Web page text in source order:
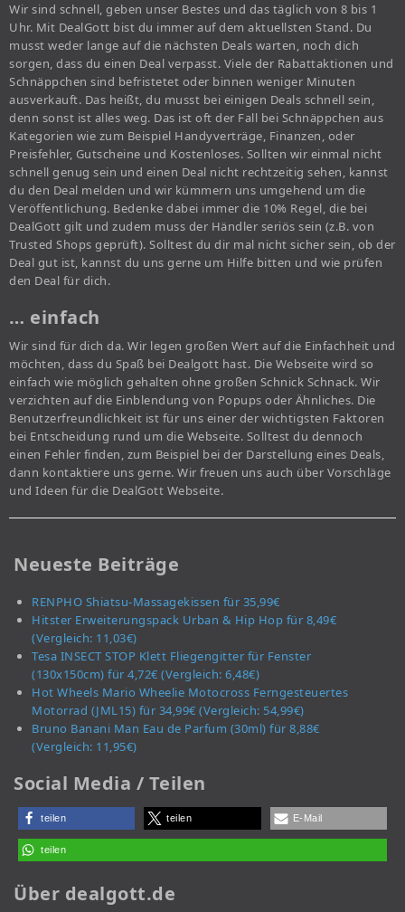
Wir sind schnell, geben unser Bestes und das täglich von 8 bis 1
Uhr. Mit DealGott bist du immer auf dem aktuellsten Stand. Du
musst weder lange auf die nächsten Deals warten, noch dich
sorgen, dass du einen Deal verpasst. Viele der Rabattaktionen und
Schnäppchen sind befristetet oder binnen weniger Minuten
ausverkauft. Das heißt, du musst bei einigen Deals schnell sein,
denn sonst ist alles weg. Das ist oft der Fall bei Schnäppchen aus
Kategorien wie zum Beispiel Handyverträge, Finanzen, oder
Preisfehler, Gutscheine und Kostenloses. Sollten wir einmal nicht
schnell genug sein und einen Deal nicht rechtzeitig sehen, kannst
du den Deal melden und wir kümmern uns umgehend um die
Veröffentlichung. Bedenke dabei immer die 10% Regel, die bei
DealGott gilt und zudem muss der Händler seriös sein (z.B. von
Trusted Shops geprüft). Solltest du dir mal nicht sicher sein, ob der
Deal gut ist, kannst du uns gerne um Hilfe bitten und wie prüfen
den Deal für dich.
… einfach
Wir sind für dich da. Wir legen großen Wert auf die Einfachheit und
möchten, dass du Spaß bei Dealgott hast. Die Webseite wird so
einfach wie möglich gehalten ohne großen Schnick Schnack. Wir
verzichten auf die Einblendung von Popups oder Ähnliches. Die
Benutzerfreundlichkeit ist für uns einer der wichtigsten Faktoren
bei Entscheidung rund um die Webseite. Solltest du dennoch
einen Fehler finden, zum Beispiel bei der Darstellung eines Deals,
dann kontaktiere uns gerne. Wir freuen uns auch über Vorschläge
und Ideen für die DealGott Webseite.
Neueste Beiträge
RENPHO Shiatsu-Massagekissen für 35,99€
Hitster Erweiterungspack Urban & Hip Hop für 8,49€
(Vergleich: 11,03€)
Tesa INSECT STOP Klett Fliegengitter für Fenster
(130x150cm) für 4,72€ (Vergleich: 6,48€)
Hot Wheels Mario Wheelie Motocross Ferngesteuertes
Motorrad (JML15) für 34,99€ (Vergleich: 54,99€)
Bruno Banani Man Eau de Parfum (30ml) für 8,88€
(Vergleich: 11,95€)
Social Media / Teilen
teilen teilen E-Mail
teilen
Über dealgott.de